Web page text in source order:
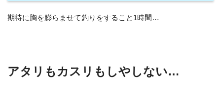
期待に胸を膨らませて釣りをすること1時間…
アタリもカスリもしやしない…